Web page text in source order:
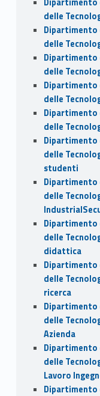
delle
Dipartimento
delle
Dipartimento
delle
Dipartimento
delle
Dipartimento
delle
Dipartimento
delle
studenti
Dipartimento
delle
Dipartimento
delle
didattica
Dipartimento
delle
ricerca
Dipartimento
delle
Azienda
Dipartimento
delle
Lavoro
Dipartimento